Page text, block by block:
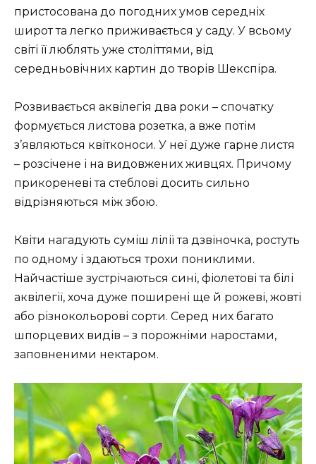
пристосована до погодних умов середніх
широт та легко приживається у саду. У всьому
світі її люблять уже століттями, від
середньовічних картин до творів Шекспіра.
Розвивається аквілегія два роки – спочатку
формується листова розетка, а вже потім
з’являються квітконоси. У неї дуже гарне листя
– розсічене і на видовжених живцях. Причому
прикореневі та стеблові досить сильно
відрізняються між збою.
Квіти нагадують суміш лілії та дзвіночка, ростуть
по одному і здаються трохи пониклими.
Найчастіше зустрічаються сині, фіолетові та білі
аквілегії, хоча дуже поширені ще й рожеві, жовті
або різнокольорові сорти. Серед них багато
шпорцевих видів – з порожніми наростами,
заповненими нектаром.